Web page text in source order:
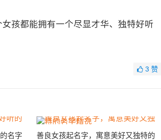
孩都能拥有一个尽显才华、独特好听
3 赞
名字
善良女孩起名字，寓意美好又独特的